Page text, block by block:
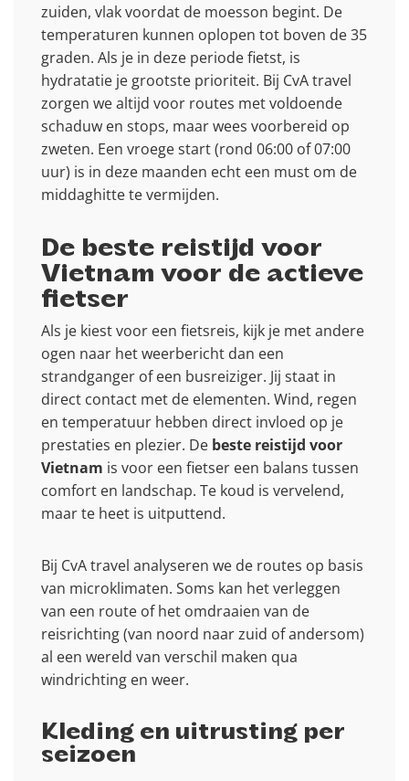
zuiden, vlak voordat de moesson begint. De
temperaturen kunnen oplopen tot boven de 35
graden. Als je in deze periode fietst, is
hydratatie je grootste prioriteit. Bij CvA travel
zorgen we altijd voor routes met voldoende
schaduw en stops, maar wees voorbereid op
zweten. Een vroege start (rond 06:00 of 07:00
uur) is in deze maanden echt een must om de
middaghitte te vermijden.
De beste reistijd voor
Vietnam voor de actieve
fietser
Als je kiest voor een fietsreis, kijk je met andere
ogen naar het weerbericht dan een
strandganger of een busreiziger. Jij staat in
direct contact met de elementen. Wind, regen
en temperatuur hebben direct invloed op je
prestaties en plezier. De beste reistijd voor
Vietnam is voor een fietser een balans tussen
comfort en landschap. Te koud is vervelend,
maar te heet is uitputtend.
Bij CvA travel analyseren we de routes op basis
van microklimaten. Soms kan het verleggen
van een route of het omdraaien van de
reisrichting (van noord naar zuid of andersom)
al een wereld van verschil maken qua
windrichting en weer.
Kleding en uitrusting per
seizoen